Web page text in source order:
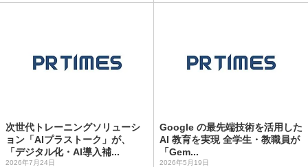
次世代トレーニングソリューシ
ョン「AIプラストーク」が、
「デジタル化・AI導入補...
2026年7月24日
Google の最先端技術を活用した
AI 教育を実現 全学生・教職員が
「Gem...
2026年5月19日